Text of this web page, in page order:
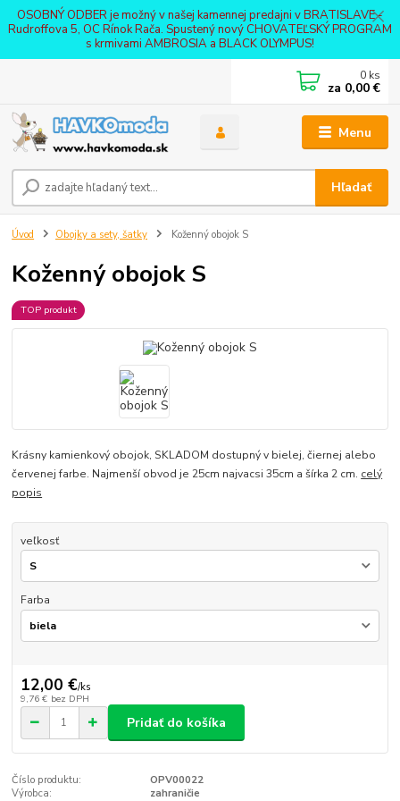
OSOBNÝ ODBER je možný v našej kamennej predajni v BRATISLAVE -
Rudroffova 5, OC Rínok Rača. Spustený nový CHOVATEĽSKÝ PROGRAM
s krmivami AMBROSIA a BLACK OLYMPUS!
Menu
Hľadať
0 ks
za 0,00 €
Úvod Obojky a sety, šatky Koženný obojok S
Koženný obojok S
TOP produkt
Krásny kamienkový obojok, SKLADOM dostupný v bielej, čiernej alebo
červenej farbe. Najmenší obvod je 25cm najvacsi 35cm a šírka 2 cm. celý
popis
veľkosť
Farba
12,00 €/ks
9,76 € bez DPH
Pridať do košíka
Číslo produktu:
OPV00022
Výrobca:
zahraničie